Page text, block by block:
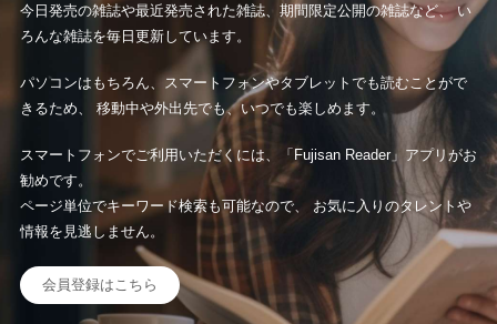
今日発売の雑誌や最近発売された雑誌、期間限定公開の雑誌など、 い
ろんな雑誌を毎日更新しています。
パソコンはもちろん、スマートフォンやタブレットでも読むことがで
きるため、 移動中や外出先でも、いつでも楽しめます。
スマートフォンでご利用いただくには、「Fujisan Reader」アプリがお
勧めです。
ページ単位でキーワード検索も可能なので、 お気に入りのタレントや
情報を見逃しません。
会員登録はこちら